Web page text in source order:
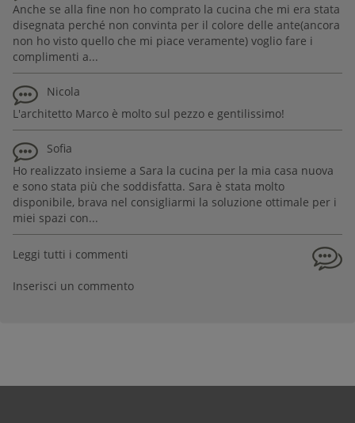
Anche se alla fine non ho comprato la cucina che mi era stata
disegnata perché non convinta per il colore delle ante(ancora
non ho visto quello che mi piace veramente) voglio fare i
complimenti a...
Nicola
L'architetto Marco è molto sul pezzo e gentilissimo!
Sofia
Ho realizzato insieme a Sara la cucina per la mia casa nuova
e sono stata più che soddisfatta. Sara è stata molto
disponibile, brava nel consigliarmi la soluzione ottimale per i
miei spazi con...
Leggi tutti i commenti
Inserisci un commento